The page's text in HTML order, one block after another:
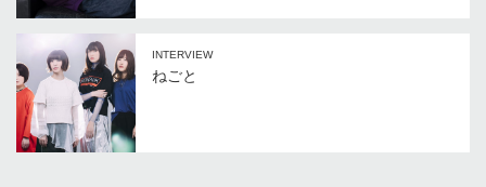
INTERVIEW
ねごと